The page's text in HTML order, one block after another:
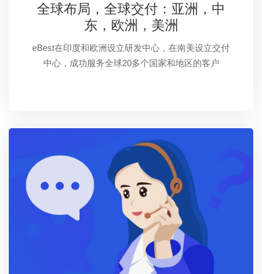
全球布局，全球交付：亚洲，中
东，欧洲，美洲
eBest在印度和欧洲设立研发中心，在南美设立交付
中心，成功服务全球20多个国家和地区的客户